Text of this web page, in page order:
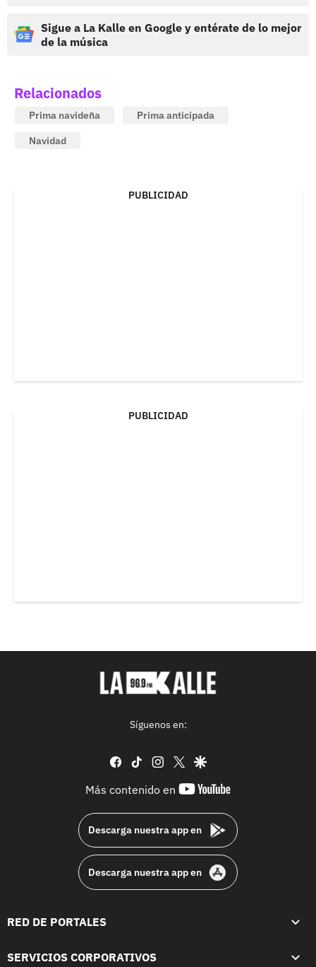
Sigue a La Kalle en Google y entérate de lo mejor
de la música
Relacionados
Prima navideña
Prima anticipada
Navidad
PUBLICIDAD
PUBLICIDAD
Síguenos en:
facebook
tiktok instagram
twittergoogle
Más contenido en
youtube-
Descarga nuestra app en
Descarga nuestra app en
RED DE PORTALES
SERVICIOS CORPORATIVOS